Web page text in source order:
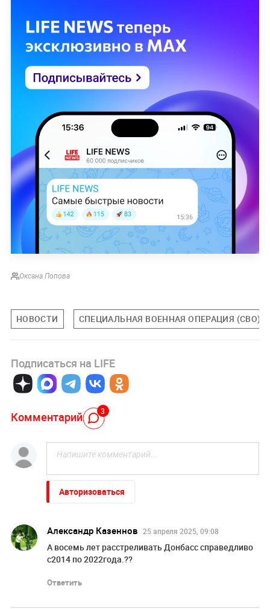
Оксана Попова
НОВОСТИ СПЕЦИАЛЬНАЯ ВОЕННАЯ ОПЕРАЦИЯ (СВО)
Подписаться на LIFE
Комментарий 3
Авторизоваться
Александр Казеннов 25 апреля 2025, 09:08
А восемь лет расстреливать Донбасс справедливо
с2014 по 2022года.??
Ответить